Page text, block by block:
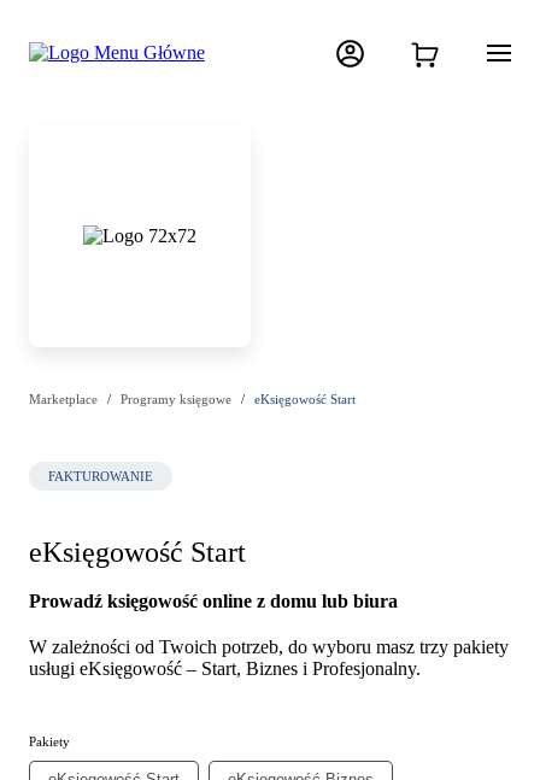
Marketplace Programy księgowe eKsięgowość Start
FAKTUROWANIE
eKsięgowość Start
Prowadź księgowość online z domu lub biura
W zależności od Twoich potrzeb, do wyboru masz trzy pakiety
usługi eKsięgowość – Start, Biznes i Profesjonalny.
Pakiety